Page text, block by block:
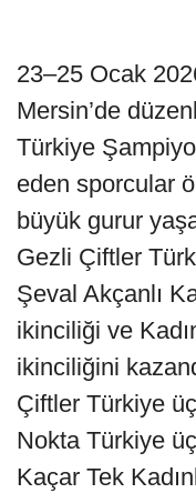
23–25 Ocak
Mersin’de
Türkiye
eden sporcular
büyük gurur
Gezli Çiftler
Şeval Akçanlı
ikinciliği ve
ikinciliğini
Çiftler Türkiye
Nokta Türkiye
Kaçar Tek